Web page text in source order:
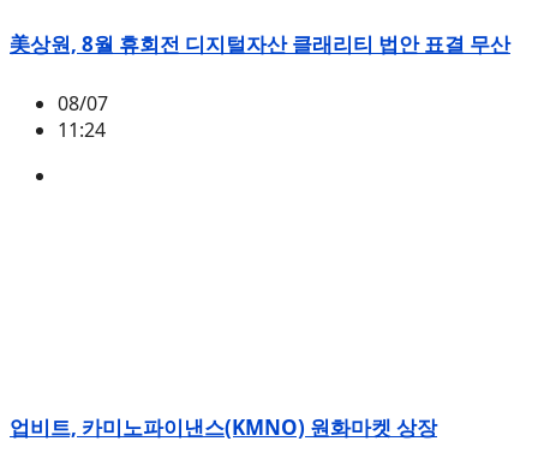
美상원, 8월 휴회전 디지털자산 클래리티 법안 표결 무산
08/07
11:24
업비트, 카미노파이낸스(KMNO) 원화마켓 상장